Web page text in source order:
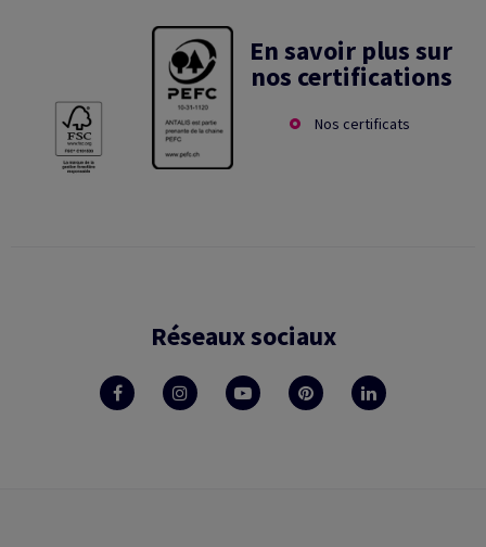
En savoir plus sur
nos certifications
Nos certificats
Réseaux sociaux